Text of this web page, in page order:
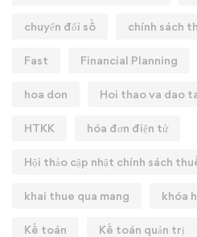
chuyển đổi số chính sách
Fast Financial Planning
hoa don Hoi thao va dao
HTKK hóa đơn điện tử
Hội thảo cập nhật chính sách
khai thue qua mang khóa
Kế toán Kế toán quản trị